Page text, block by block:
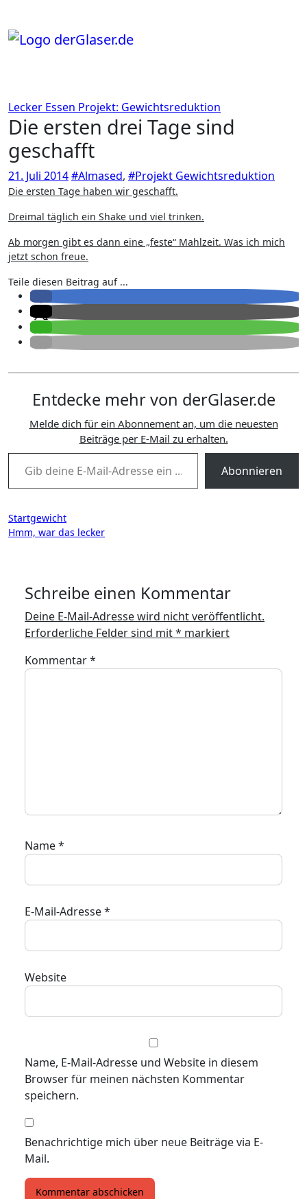
springen
Lecker Essen Projekt: Gewichtsreduktion
Die ersten drei Tage sind
geschafft
21. Juli 2014#Almased, #Projekt Gewichtsreduktion
Die ersten Tage haben wir geschafft.
Dreimal täglich ein Shake und viel trinken.
Ab morgen gibt es dann eine „feste“ Mahlzeit. Was ich mich
jetzt schon freue.
Teile diesen Beitrag auf ...
Entdecke mehr von derGlaser.de
Melde dich für ein Abonnement an, um die neuesten
Beiträge per E-Mail zu erhalten.
Gib deine E-Mail-Adresse ein ...
Abonnieren
Beitragsnavigation
Startgewicht
Hmm, war das lecker
Schreibe einen Kommentar
Deine E-Mail-Adresse wird nicht veröffentlicht.
Erforderliche Felder sind mit* markiert
Kommentar*
Name*
E-Mail-Adresse*
Website
Name, E-Mail-Adresse und Website in diesem
Browser für meinen nächsten Kommentar
speichern.
Benachrichtige mich über neue Beiträge via E-
Mail.